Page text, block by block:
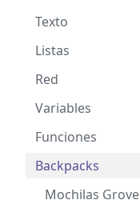
Texto
Listas
Red
Variables
Funciones
Backpacks
Mochilas Grove